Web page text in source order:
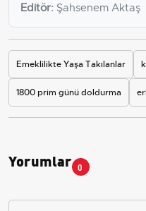
Editör: Şahsenem Aktaş
Emeklilikte Yaşa Takılanlar
1800 prim günü doldurma
Yorumlar 0